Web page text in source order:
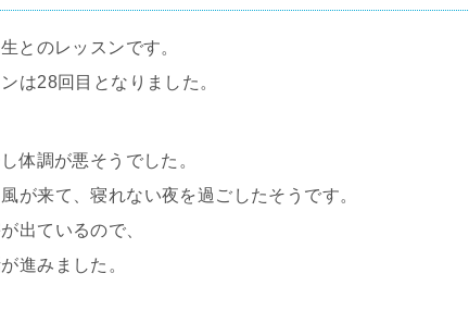
とのレッスンです。
は28回目となりました。
体調が悪そうでした。
が来て、寝れない夜を過ごしたそうです。
出ているので、
進みました。